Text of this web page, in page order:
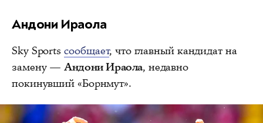
Андони Ираола
Sky Sports сообщает, что главный кандидат на
замену —Андони Ираола, недавно
покинувший «Борнмут».